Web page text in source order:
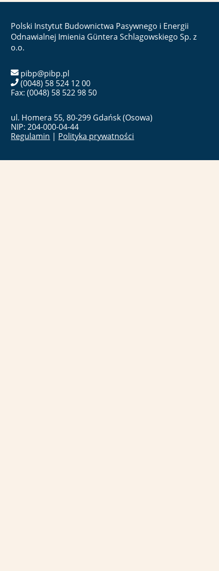
Polski Instytut Budownictwa Pasywnego i Energii
Odnawialnej Imienia Güntera Schlagowskiego Sp. z
o.o.
pibp@pibp.pl
(0048) 58 524 12 00
Fax: (0048) 58 522 98 50
ul. Homera 55, 80-299 Gdańsk (Osowa)
NIP: 204-000-04-44
Regulamin | Polityka prywatności